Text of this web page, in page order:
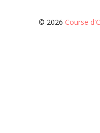
© 2026 Course